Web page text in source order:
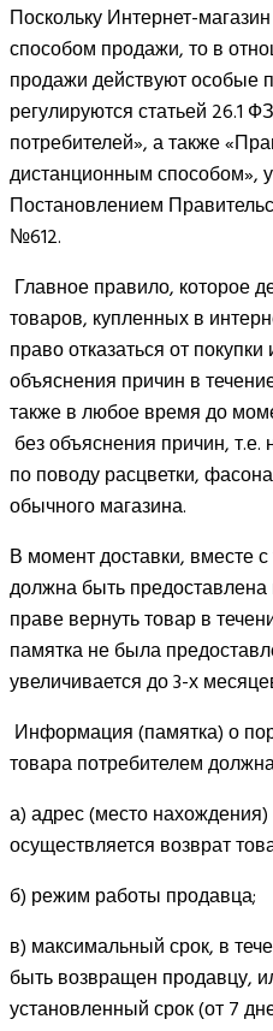
Поскольку Интернет-
способом продажи, то в
продажи действуют особые
регулируются статьей 26.1
потребителей», а также
дистанционным способом»,
Постановлением
№612.
Главное правило, которое
товаров, купленных в
право отказаться от
объяснения причин в
также в любое время до
без объяснения причин,
по поводу расцветки,
обычного магазина.
В момент доставки, вместе
должна быть
праве вернуть товар в
памятка не была
увеличивается до 3-х
Информация (памятка) о
товара потребителем
а) адрес (место
осуществляется возврат
б) режим работы продавца;
в) максимальный срок, в
быть возвращен продавцу,
установленный срок (от 7